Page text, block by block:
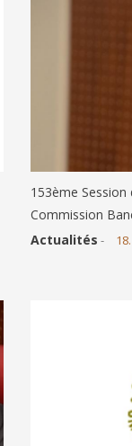
153ème Session
Commission
Actualités -